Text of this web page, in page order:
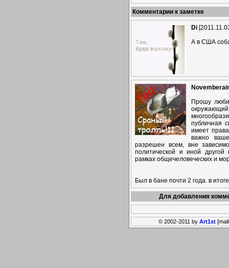
Комментарии к заметке
Di
А в США
Прошу
публичная
имеет
важно
разрешен всем, вне
политической и иной
рамках общечеловеческих и
Был в бане почти 2 года. в
Для добавления
© 2002-2011 by Art1st